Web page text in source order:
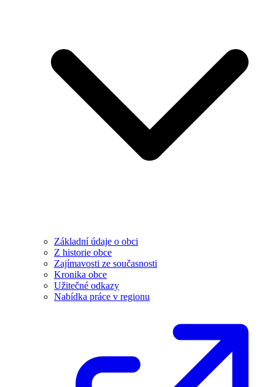
Základní údaje o obci
Z historie obce
Zajímavosti ze současnosti
Kronika obce
Užitečné odkazy
Nabídka práce v regionu